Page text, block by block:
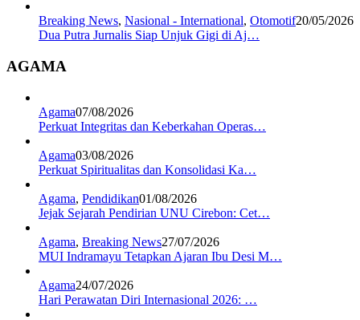
Breaking News, Nasional - International, Otomotif20/05/2026
Dua Putra Jurnalis Siap Unjuk Gigi di Aj…
AGAMA
Agama07/08/2026
Perkuat Integritas dan Keberkahan Operas…
Agama03/08/2026
Perkuat Spiritualitas dan Konsolidasi Ka…
Agama, Pendidikan01/08/2026
Jejak Sejarah Pendirian UNU Cirebon: Cet…
Agama, Breaking News27/07/2026
MUI Indramayu Tetapkan Ajaran Ibu Desi M…
Agama24/07/2026
Hari Perawatan Diri Internasional 2026: …